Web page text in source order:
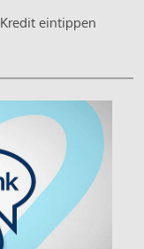
eintippen